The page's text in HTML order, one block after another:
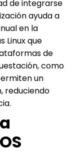
de integrarse
ayuda a
en la
Linux que
de
como
un
reduciendo